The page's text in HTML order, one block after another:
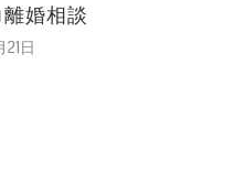
婚相談
日